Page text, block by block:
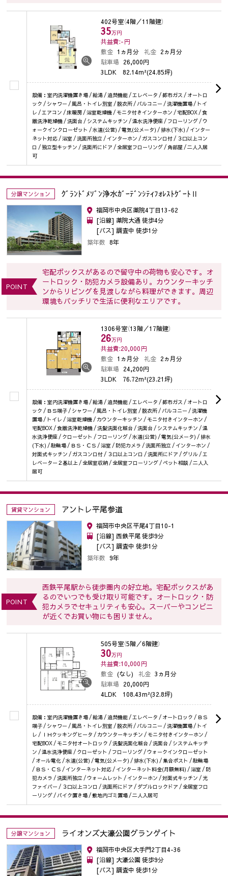
402号室（4階／11階建）
35万円
共益費:-円
敷金 1ヵ月分 礼金 2ヵ月分
駐車場 26,000円
3LDK 82.14m²(24.85坪)
設備：室内洗濯機置き場 / 給湯 / 追焚機能 / エレベータ / 都市ガス / オートロ
ック / シャワー / 風呂・トイレ別室 / 脱衣所 / バルコニー / 洗濯機置場 / トイ
レ / エアコン / 床暖房 / 浴室乾燥機 / モニタ付きインターホン / 宅配BOX / 食
器洗浄乾燥機 / 洗面台 / システムキッチン / 温水洗浄便座 / フローリング / ウ
ォークインクローゼット / 水道(公営) / 電気(公メータ) / 排水(下水) / インター
ネット対応 / 浴室 / 洗面所独立 / インターホン / ガスコンロ付 / ３口以上コン
ロ / 独立型キッチン / 洗面所にドア / 全居室フローリング / 角部屋 / 二人入居
可
分譲マンション ｸﾞﾗﾝﾄﾞﾒｿﾞﾝ浄水ｶﾞｰﾃﾞﾝｼﾃｨﾌｫﾚｽﾄｹﾞｰﾄⅡ
福岡市中央区薬院4丁目13-62
[沿線] 薬院大通 徒歩4分
[バス] 調査中 徒歩1分
築年数 8年
POINT
宅配ボックスがあるので留守中の荷物も安心です。オ
ートロック・防犯カメラ設備あり。カウンターキッチ
ンからリビングを見渡しながら料理ができます。周辺
環境もバッチリで生活に便利なエリアです。
1306号室（13階／17階建）
26万円
共益費:20,000円
敷金 1ヵ月分 礼金 2ヵ月分
駐車場 24,200円
3LDK 76.72m²(23.21坪)
設備：室内洗濯機置き場 / 給湯 / 追焚機能 / エレベータ / 都市ガス / オートロ
ック / ＢＳ端子 / シャワー / 風呂・トイレ別室 / 脱衣所 / バルコニー / 洗濯機
置場 / トイレ / 浴室乾燥機 / カウンターキッチン / モニタ付きインターホン /
宅配BOX / 食器洗浄乾燥機 / 洗髪洗面化粧台 / 洗面台 / システムキッチン / 温
水洗浄便座 / クローゼット / フローリング / 水道(公営) / 電気(公メータ) / 排水
(下水) / 駐輪場 / ＢＳ・ＣＳ / 浴室 / 防犯カメラ / 洗面所独立 / インターホン /
対面式キッチン / ガスコンロ付 / ３口以上コンロ / 洗面所にドア / グリル / エ
レベーター２基以上 / 全居室収納 / 全居室フローリング / ペット相談 / 二人入
居可
賃貸マンション アントレ平尾参道
福岡市中央区平尾4丁目10-1
[沿線] 西鉄平尾 徒歩9分
[バス] 調査中 徒歩1分
築年数 9年
POINT
西鉄平尾駅から徒歩圏内の好立地。宅配ボックスがあ
るのでいつでも受け取り可能です。オートロック・防
犯カメラでセキュリティも安心。スーパーやコンビニ
が近くでお買い物にも困りません。
505号室（5階／6階建）
30万円
共益費:10,000円
敷金 (なし) 礼金 3ヵ月分
駐車場 20,000円
4LDK 108.43m²(32.8坪)
設備：室内洗濯機置き場 / 給湯 / 追焚機能 / エレベータ / オートロック / ＢＳ
端子 / シャワー / 風呂・トイレ別室 / 脱衣所 / バルコニー / 洗濯機置場 / トイ
レ / ＩＨクッキングヒータ / カウンターキッチン / モニタ付きインターホン /
宅配BOX / モニタ付オートロック / 洗髪洗面化粧台 / 洗面台 / システムキッチ
ン / 温水洗浄便座 / クローゼット / フローリング / ウォークインクローゼット
/ オール電化 / 水道(公営) / 電気(公メータ) / 排水(下水) / 集合ポスト / 駐輪場
/ ＢＳ・ＣＳ / インターネット対応 / インターネット料金(月額無料) / 浴室 / 防
犯カメラ / 洗面所独立 / ウォームレット / インターホン / 対面式キッチン / 光
ファイバー / ３口以上コンロ / 洗面所にドア / ダブルロックドア / 全居室フロ
ーリング / バイク置き場 / 敷地内ゴミ置場 / 二人入居可
分譲マンション ライオンズ大濠公園グランゲイト
福岡市中央区大手門2丁目4-36
[沿線] 大濠公園 徒歩9分
[バス] 調査中 徒歩1分